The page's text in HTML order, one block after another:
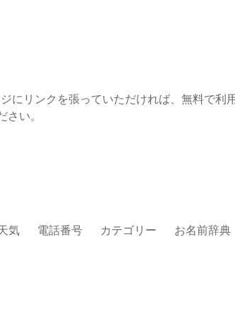
にリンクを張っていただければ、無料で利
い。
気 電話番号 カテゴリー お名前辞典